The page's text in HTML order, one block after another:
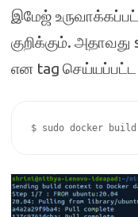
இமேஜ்
குறிக்கும். அதாவது
என tag
$ sudo docker